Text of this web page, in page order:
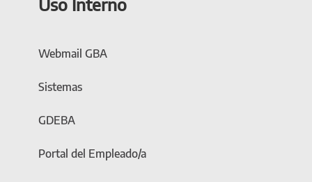
Webmail GBA
Sistemas
GDEBA
Portal del Empleado/a